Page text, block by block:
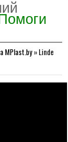
MPlast.by»Linde